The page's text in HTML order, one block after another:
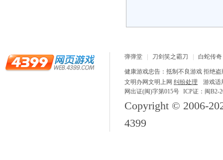
弹弹堂 刀剑笑之霸刀
白蛇传奇
健康游戏忠告：抵制不良游戏 拒绝
文明办网文明上网 纠纷处理
游戏适
网出证(闽)字第015号 ICP证：闽B2-
Copyright © 2006-
4399